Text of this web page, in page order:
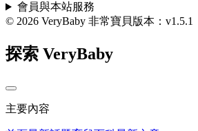
會員與本站服務
© 2026 VeryBaby 非常寶貝版本：v1.5.1
探索 VeryBaby
主要內容